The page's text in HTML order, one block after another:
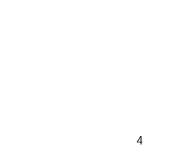
4